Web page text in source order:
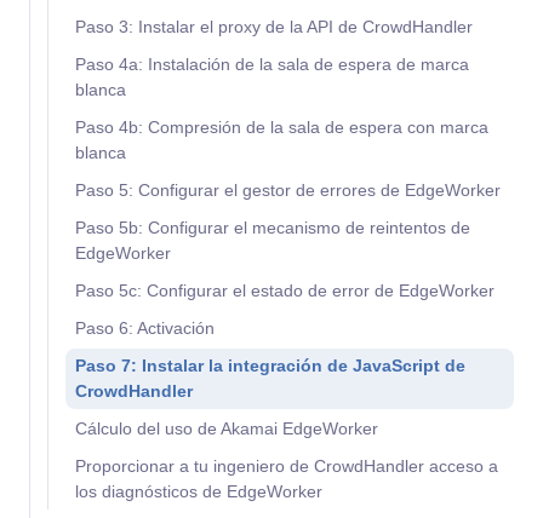
Paso 3: Instalar el proxy de la API de CrowdHandler
Paso 4a: Instalación de la sala de espera de marca
blanca
Paso 4b: Compresión de la sala de espera con marca
blanca
Paso 5: Configurar el gestor de errores de EdgeWorker
Paso 5b: Configurar el mecanismo de reintentos de
EdgeWorker
Paso 5c: Configurar el estado de error de EdgeWorker
Paso 6: Activación
Paso 7: Instalar la integración de JavaScript de
CrowdHandler
Cálculo del uso de Akamai EdgeWorker
Proporcionar a tu ingeniero de CrowdHandler acceso a
los diagnósticos de EdgeWorker